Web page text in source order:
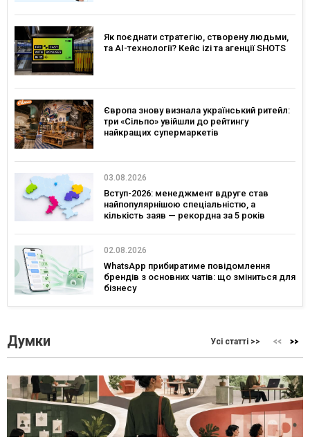
Як поєднати стратегію, створену людьми,
та AI-технології? Кейс izi та агенції SHOTS
Європа знову визнала український ритейл:
три «Сільпо» увійшли до рейтингу
найкращих супермаркетів
03.08.2026
Вступ-2026: менеджмент вдруге став
найпопулярнішою спеціальністю, а
кількість заяв — рекордна за 5 років
02.08.2026
WhatsApp прибиратиме повідомлення
брендів з основних чатів: що зміниться для
бізнесу
Думки Усі статті >>